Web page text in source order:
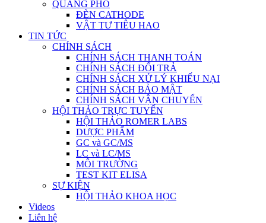
QUANG PHỔ
ĐÈN CATHODE
VẬT TƯ TIÊU HAO
TIN TỨC
CHÍNH SÁCH
CHÍNH SÁCH THANH TOÁN
CHÍNH SÁCH ĐỔI TRẢ
CHÍNH SÁCH XỬ LÝ KHIẾU NẠI
CHÍNH SÁCH BẢO MẬT
CHÍNH SÁCH VẬN CHUYỂN
HỘI THẢO TRỰC TUYẾN
HỘI THẢO ROMER LABS
DƯỢC PHẨM
GC và GC/MS
LC và LC/MS
MÔI TRƯỜNG
TEST KIT ELISA
SỰ KIỆN
HỘI THẢO KHOA HỌC
Videos
Liên hệ